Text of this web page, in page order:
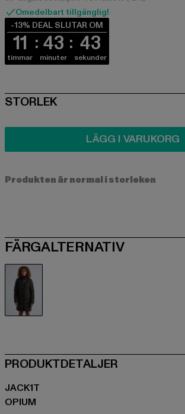
Omedelbart tillgänglig!
-13% DEAL SLUTAR OM
11
timmar
43
minuter
43
sekunder
SIZE
STORLEK
LÄGG I VARUKORG
Produkten är normal i storleken
FÄRGALTERNATIV
PRODUKTDETALJER
JACK1T
OPIUM